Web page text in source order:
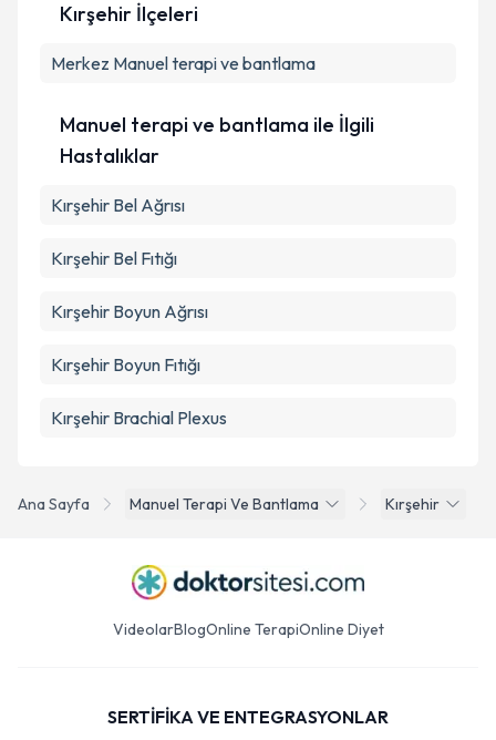
Metni'ni okudum ve kişisel verilerimin belirtilen
Ana Sayfa Manuel Terapi Ve Bantlama Kırşehir
Kırşehir İlçeleri
Merkez Manuel terapi ve bantlama
Manuel terapi ve bantlama ile İlgili
Hastalıklar
Kırşehir Bel Ağrısı
Kırşehir Bel Fıtığı
Kırşehir Boyun Ağrısı
Kırşehir Boyun Fıtığı
Kırşehir Brachial Plexus
VideolarBlogOnline TerapiOnline Diyet
SERTİFİKA VE ENTEGRASYONLAR